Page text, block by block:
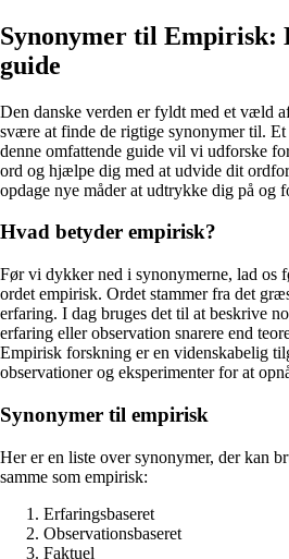
Synonymer til Empirisk:
guide
Den danske verden er fyldt med et væld
svære at finde de rigtige synonymer til.
denne omfattende guide vil vi udforske
ord og hjælpe dig med at udvide dit
opdage nye måder at udtrykke dig på og
Hvad betyder empirisk?
Før vi dykker ned i synonymerne, lad os
ordet empirisk. Ordet stammer fra det
erfaring. I dag bruges det til at beskrive
erfaring eller observation snarere end
Empirisk forskning er en videnskabelig
observationer og eksperimenter for at
Synonymer til empirisk
Her er en liste over synonymer, der kan
samme som empirisk:
Erfaringsbaseret
Observationsbaseret
Faktuel